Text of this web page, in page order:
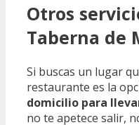
Otros
Taberna de
Si buscas un lugar
restaurante es la
domicilio para
no te apetece salir,